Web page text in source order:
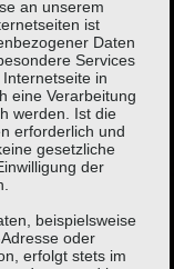
wie
an unserem
ist
Daten
Services
in
eine Verarbeitung
werden. Ist die
erforderlich und
gesetzliche
der
beispielsweise
oder
erfolgt stets im